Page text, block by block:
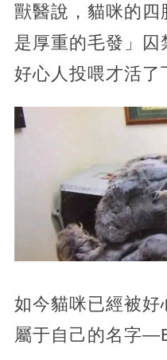
獸醫說，貓咪的四
是厚重的毛發」
好心人投喂才活了
如今貓咪已經被好
屬于自己的名字